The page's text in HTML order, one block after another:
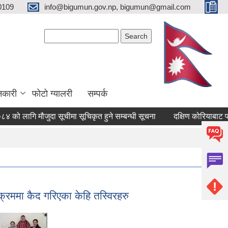
info@bigumun.gov.np, bigumun@gmail.com
फोटो ग्यालरी सम्पर्क
मौजुदा सूचीमा सूचिकृत हुने सम्बन्धी सूचना दक्षिण कोरियाबाट
कैद गरिएका केहि तस्विरहरु